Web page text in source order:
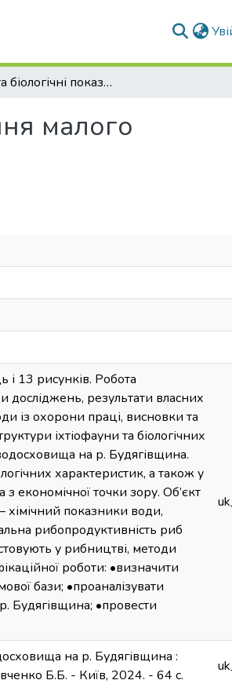
Склад та біологічні показники рибного населення малого водосховища на р. Будягівщина
малого
і 13 рисунків. Робота
досліджень, результати власних
із охорони праці, висновки та
іхтіофауни та біологічних
на р. Будягівщина.
характеристик, а також у
економічної точки зору. Об’єкт
хімічний показники води,
рибопродуктивність риб
у рибництві, методи
роботи: •визначити
бази; •проаналізувати
Будягівщина; •провести
на р. Будягівщина :
Б.Б. - Київ, 2024. - 64 с.